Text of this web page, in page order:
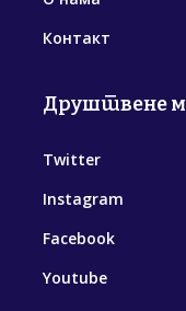
Контакт
Друштвене
Twitter
Instagram
Facebook
Youtube